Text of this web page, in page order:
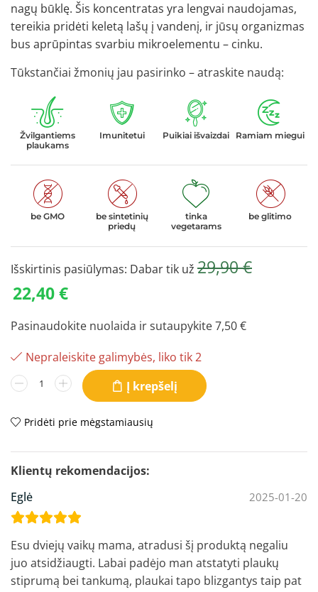
nagų būklę. Šis koncentratas yra lengvai naudojamas,
tereikia pridėti keletą lašų į vandenį, ir jūsų organizmas
bus aprūpintas svarbiu mikroelementu – cinku.
Tūkstančiai žmonių jau pasirinko – atraskite naudą:
Žvilgantiems
plaukams
Imunitetui Puikiai išvaizdai Ramiam miegui
be GMO
be sintetinių
priedų
tinka
vegetarams
be glitimo
Išskirtinis pasiūlymas: Dabar tik už 29,90€
22,40€
Pasinaudokite nuolaida ir sutaupykite7,50€
Nepraleiskite galimybės, liko tik 2
Į krepšelį
Pridėti prie mėgstamiausių
Eglė 2025-01-20
Esu dviejų vaikų mama, atradusi šį produktą negaliu
juo atsidžiaugti. Labai padėjo man atstatyti plaukų
stiprumą bei tankumą, plaukai tapo blizgantys taip pat